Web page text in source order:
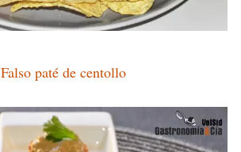
Falso paté de centollo